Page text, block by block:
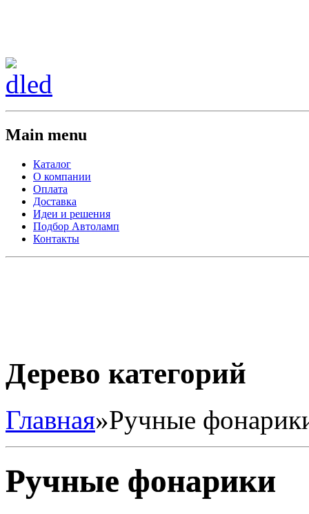
Main menu
Каталог
О компании
Оплата
Доставка
Идеи и решения
Подбор Автоламп
Контакты
Дерево категорий
Главная»Ручные
Ручные фонарики